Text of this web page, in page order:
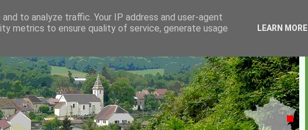
to analyze traffic. Your IP address and user-agent
metrics to ensure quality of service, generate usage
LEARN MORE